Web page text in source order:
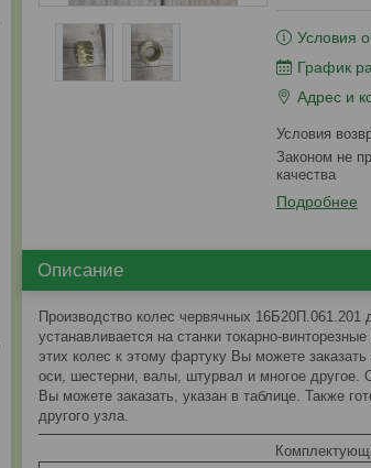
Условия
График
Адрес и
Законом не предусмотрен возврат и обмен данного товара надлежащего
качества
Подробнее
Описание
Производство колес червячных
устанавливается на станки токарно-
этих колес к этому фартуку Вы можете
оси, шестерни, валы, штурвал и многое другое.
Вы можете заказать, указан в таблице. Также
другого узла.